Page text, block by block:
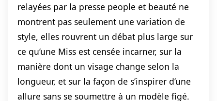
relayées par la presse people et beauté ne
montrent pas seulement une variation de
style, elles rouvrent un débat plus large sur
ce qu’une Miss est censée incarner, sur la
manière dont un visage change selon la
longueur, et sur la façon de s’inspirer d’une
allure sans se soumettre à un modèle figé.